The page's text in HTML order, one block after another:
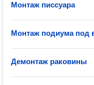
Монтаж писсуара
Монтаж подиума под
Демонтаж раковины